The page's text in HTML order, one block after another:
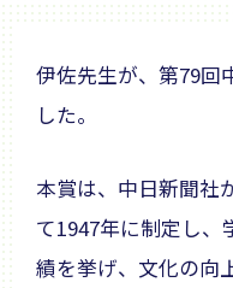
伊佐先生が、第79回
した。
本賞は、中日新聞社
て1947年に制定し、
績を挙げ、文化の向